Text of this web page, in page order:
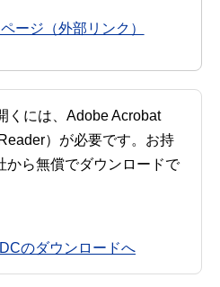
ージ（外部リンク）
くには、Adobe Acrobat
）が必要です。お持
から無償でダウンロードで
のダウンロードへ